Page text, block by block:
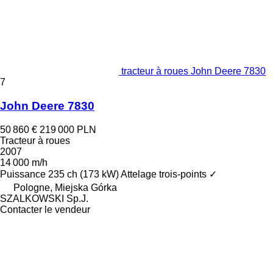
tracteur à roues John Deere 7830
7
John Deere 7830
50 860 € 219 000 PLN
Tracteur à roues
2007
14 000 m/h
Puissance 235 ch (173 kW)Attelage trois-points ✓
Pologne, Miejska Górka
SZALKOWSKI Sp.J.
Contacter le vendeur